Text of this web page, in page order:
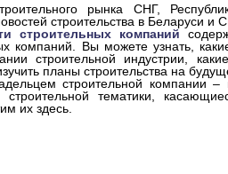
рынка СНГ,
строительства в Беларуси и
строительных компаний
компаний. Вы можете узнать,
строительной индустрии,
планы строительства на
строительной компании –
строительной тематики,
их здесь.